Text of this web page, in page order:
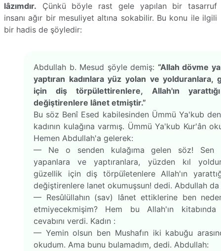
lâzımdır. Çünkü böyle rast gele yapılan bir tasarruf
insanı ağır bir mesuliyet altına sokabilir. Bu konu ile ilgili
bir hadis de şöyledir:
Abdullah b. Mesud şöyle demiş: “Allah dövme
yaptıran kadınlara yüz yolan ve yolduranlara,
için diş törpülettirenlere, Allah'ın
değiştirenlere lânet etmiştir.”
Bu söz Benî Esed kabilesinden Ümmü Ya'kub
kadının kulağına varmış. Ümmü Ya'kub Kur'ân
Hemen Abdullah'a gelerek:
— Ne o senden kulağıma gelen söz! Sen
yapanlara ve yaptı­ranlara, yüzden kıl
güzellik için diş törpüîetenlere Allah'ın
değiştirenlere lanet okumuşsun! dedi. Abdullah da
— Resûlüllahın (sav) Iânet ettiklerine ben
etmiyecekmişim? Hem bu Allah'ın kitabında
cevabını verdi. Kadın :
— Yemin olsun ben Mushafın iki kabuğu
okudum. Ama bunu bulamadım, dedi. Abdullah: